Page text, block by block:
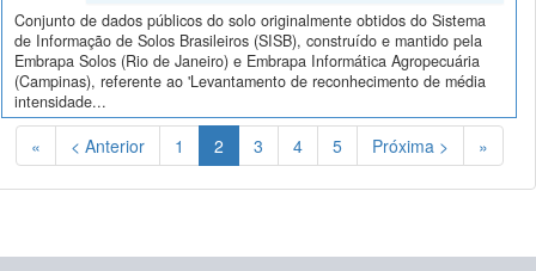
Conjunto de dados públicos do solo originalmente obtidos do Sistema
de Informação de Solos Brasileiros (SISB), construído e mantido pela
Embrapa Solos (Rio de Janeiro) e Embrapa Informática Agropecuária
(Campinas), referente ao 'Levantamento de reconhecimento de média
intensidade...
« < Anterior 1 2(Atual)
3 4 5 Próxima > »